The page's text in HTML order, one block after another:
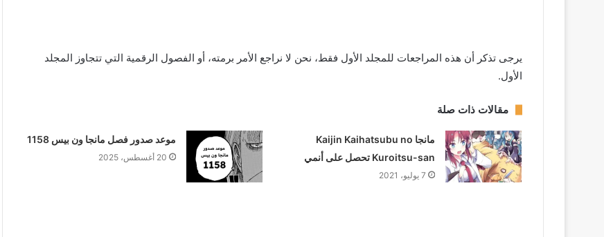
يرجى تذكر أن هذه المراجعات للمجلد الأول فقط، نحن لا نراجع الأمر برمته، أو الفصول الرقمية التي تتجاوز المجلد
الأول.
مقالات ذات صلة
مانجا Kaijin Kaihatsubu no
Kuroitsu-san تحصل على أنمي
7 يوليو، 2021
موعد صدور فصل مانجا ون بيس 1158
20 أغسطس، 2025